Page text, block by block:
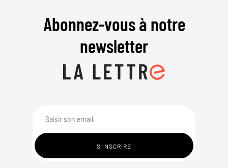
Abonnez-vous à notre
newsletter